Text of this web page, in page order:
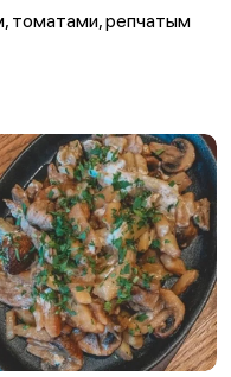
томатами, репчатым